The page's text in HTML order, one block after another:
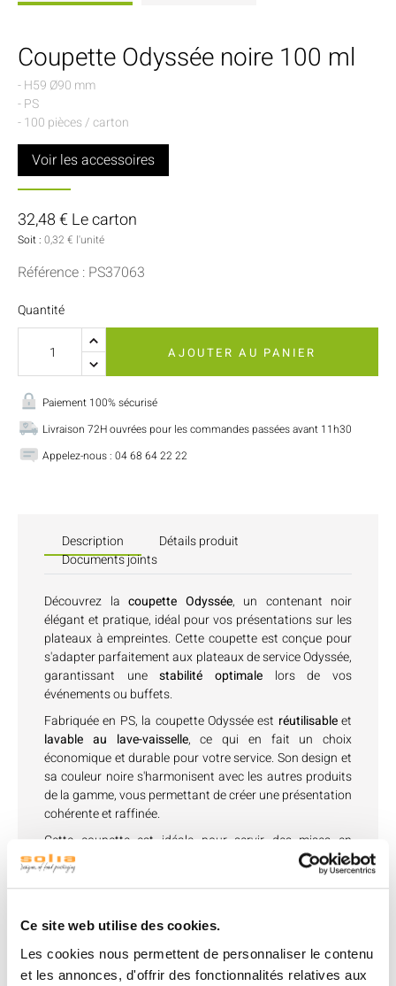
Ce site web utilise des cookies.
Les cookies nous permettent de personnaliser le contenu
et les annonces, d'offrir des fonctionnalités relatives aux
Coupette Odyssée noire 100 ml
- H59 Ø90 mm
- PS
- 100 pièces / carton
Voir les accessoires
32,48 € Le carton
Soit : 0,32 € l'unité
Référence : PS37063
Quantité
AJOUTER AU PANIER
Paiement 100% sécurisé
Livraison 72H ouvrées pour les commandes passées avant 11h30
Appelez-nous : 04 68 64 22 22
Description
Détails produit
Documents joints
Découvrez la coupette Odyssée, un contenant noir
élégant et pratique, idéal pour vos présentations sur les
plateaux à empreintes. Cette coupette est conçue pour
s'adapter parfaitement aux plateaux de service Odyssée,
garantissant unestabilité optimale lors de vos
événements ou buffets.
Fabriquée en PS, la coupette Odyssée est réutilisableet
lavable au lave-vaisselle, ce qui en fait un choix
économique et durable pour votre service. Son design et
sa couleur noire s'harmonisent avec les autres produits
de la gamme, vous permettant de créer une présentation
cohérente et raffinée.
Cette coupette est idéale pour servir des mises en
bouche, des amuse-bouches ou des portions
individuelles, tout en assurant une résistance thermique